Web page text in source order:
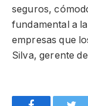
seguros,
fundamental a
empresas que
Silva, gerente